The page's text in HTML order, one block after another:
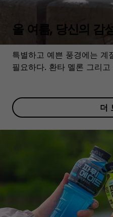
올 여름, 당신의 감
특별하고 예쁜 풍경에는 계
필요하다. 환타 멜론 그리
더